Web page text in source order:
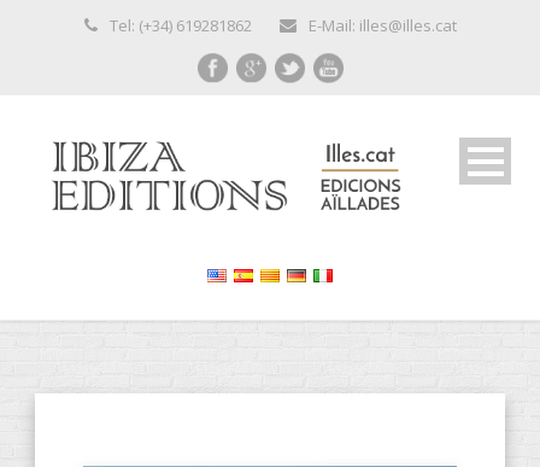
Tel: (+34) 619281862 E-Mail: illes@illes.cat